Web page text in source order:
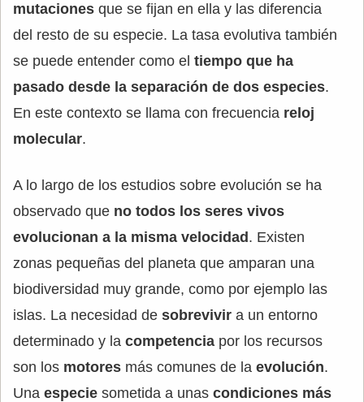
mutaciones que se fijan en ella y las diferencia
del resto de su especie. La tasa evolutiva también
se puede entender como el tiempo que ha
pasado desde la separación de dos especies.
En este contexto se llama con frecuencia reloj
molecular.
A lo largo de los estudios sobre evolución se ha
observado que no todos los seres vivos
evolucionan a la misma velocidad . Existen
zonas pequeñas del planeta que amparan una
biodiversidad muy grande, como por ejemplo las
islas. La necesidad de sobrevivir a un entorno
determinado y la competencia por los recursos
son los motores más comunes de la evolución.
Una especie sometida a unas condiciones más